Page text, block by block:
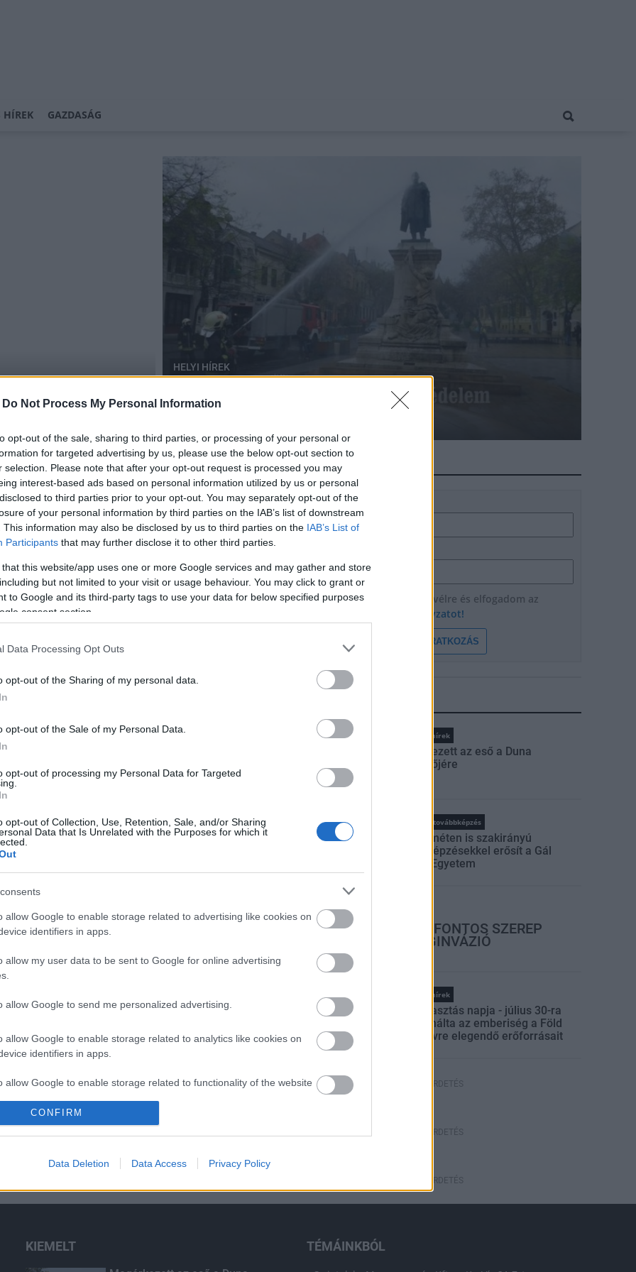
Do Not Process My Personal Information
opt-out of the sale, sharing to third parties, or processing of your personal or
for targeted advertising by us, please use the below opt-out section to
selection. Please note that after your opt-out request is processed you may
interest-based ads based on personal information utilized by us or personal
to third parties prior to your opt-out. You may separately opt-out of the
of your personal information by third parties on the IAB’s list of downstream
This information may also be disclosed by us to third parties on the IAB’s List of
Participants that may further disclose it to other third parties.
that this website/app uses one or more Google services and may gather and store
but not limited to your visit or usage behaviour. You may click to grant or
to Google and its third-party tags to use your data for below specified purposes
consent section.
Data Processing Opt Outs
opt-out of the Sharing of my personal data.
opt-out of the Sale of my Personal Data.
opt-out of processing my Personal Data for Targeted
opt-out of Collection, Use, Retention, Sale, and/or Sharing
Data that Is Unrelated with the Purposes for which it
allow Google to enable storage related to advertising like cookies on
identifiers in apps.
allow my user data to be sent to Google for online advertising
allow Google to send me personalized advertising.
allow Google to enable storage related to analytics like cookies on
identifiers in apps.
allow Google to enable storage related to functionality of the website
allow Google to enable storage related to personalization.
allow Google to enable storage related to security, including
CONFIRM
Data Deletion Data Access Privacy Policy
HÍREK GAZDASÁG
Dombóváron
HELYI HÍREK
Tűzoltók a város tisztaságáért
HÍRLEVÉL
Név
Feliratkozom a hírlevélre és elfogadom az
adatvédelmi szabályzatot!
FELIRATKOZÁS
Országos hírek
Megérkezett az eső a Duna
vízgyűjtőjére
Országos hírek továbbképzés
Kecskeméten is szakirányú
továbbképzésekkel erősít a Gál
Ferenc Egyetem
Országos hírek
A LAKOSSÁGRA IS FONTOS SZEREP
HÁRUL A SZÚNYOGINVÁZIÓ
ELKERÜLÉSÉBEN
Országos hírek
Túlfogyasztás napja - július 30-ra
felhasználta az emberiség a Föld
egész évre elegendő erőforrásait
HIRDETÉS
HIRDETÉS
HIRDETÉS
KIEMELT TÉMÁINKBÓL